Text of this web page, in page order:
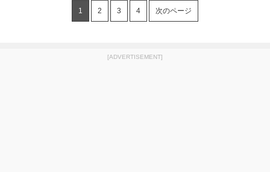
1 2 3 4 次のページ
[ADVERTISEMENT]